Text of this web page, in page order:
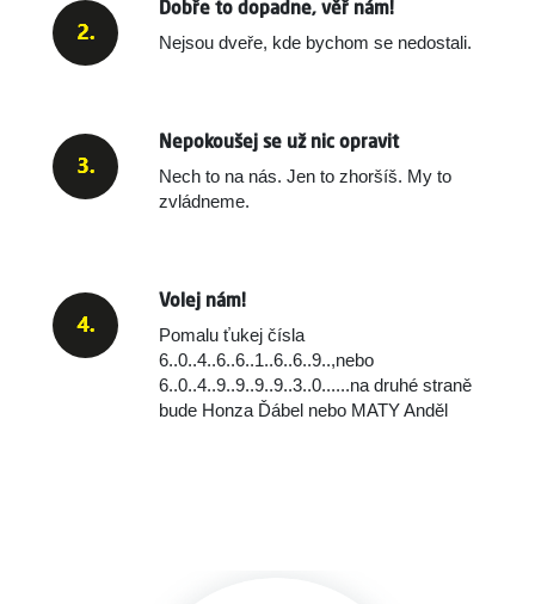
Dobře to dopadne, věř nám!
Nejsou dveře, kde bychom se nedostali.
Nepokoušej se už nic opravit
Nech to na nás. Jen to zhoršíš. My to
zvládneme.
Volej nám!
Pomalu ťukej čísla
6..0..4..6..6..1..6..6..9..,nebo
‭‭6..0..4..9..9..9..9..3..0..‬..‬..na druhé straně
bude Honza Ďábel nebo MATY Anděl